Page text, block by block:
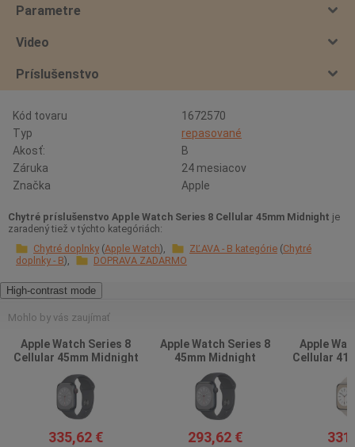
Parametre
Video
Príslušenstvo
Kód tovaru
1672570
Typ
repasované
Akosť:
B
Záruka
24 mesiacov
Značka
Apple
Chytré príslušenstvo Apple Watch Series 8 Cellular 45mm Midnight je
zaradený tiež v týchto kategóriách:
Chytré doplnky Apple Watch ZĽAVA - B kategórie Chytré
doplnky - B
DOPRAVA ZADARMO
High-contrast mode
Mohlo by vás zaujímať
Apple Watch Series 8
Cellular 45mm Midnight
335,62 €
Apple Watch Series 8
45mm Midnight
293,62 €
Apple
Cellular